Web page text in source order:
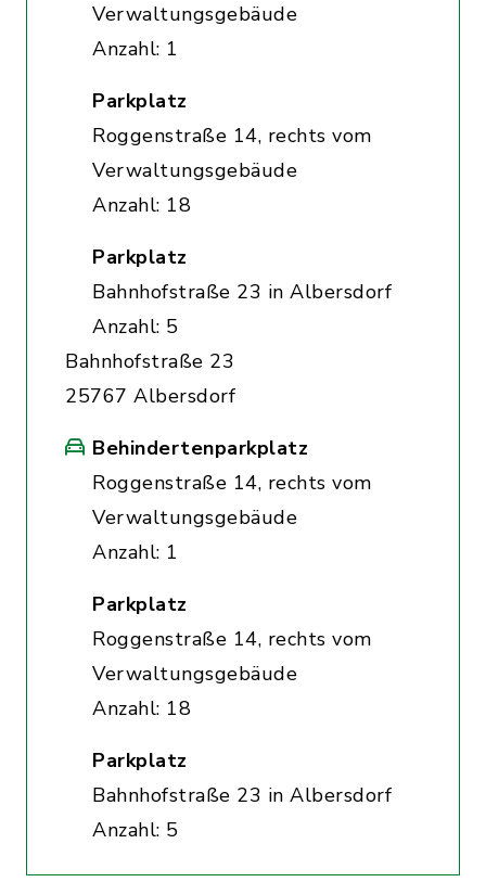
Verwaltungsgebäude
Anzahl: 1
Parkplatz
Roggenstraße 14, rechts vom
Verwaltungsgebäude
Anzahl: 18
Parkplatz
Bahnhofstraße 23 in Albersdorf
Anzahl: 5
Bahnhofstraße 23
25767 Albersdorf
Behindertenparkplatz
Roggenstraße 14, rechts vom
Verwaltungsgebäude
Anzahl: 1
Parkplatz
Roggenstraße 14, rechts vom
Verwaltungsgebäude
Anzahl: 18
Parkplatz
Bahnhofstraße 23 in Albersdorf
Anzahl: 5